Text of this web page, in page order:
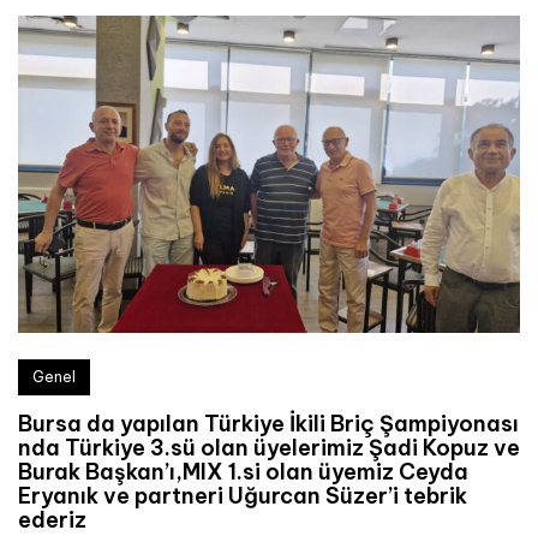
Genel
Bursa da yapılan Türkiye İkili Briç Şampiyonası
nda Türkiye 3.sü olan üyelerimiz Şadi Kopuz ve
Burak Başkan’ı,MIX 1.si olan üyemiz Ceyda
Eryanık ve partneri Uğurcan Süzer’i tebrik
ederiz